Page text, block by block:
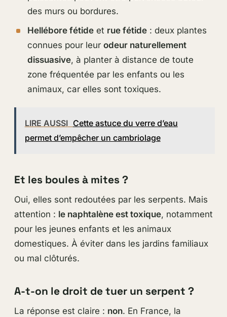
des murs ou bordures.
Hellébore fétideet rue fétide: deux plantes
connues pour leur odeur naturellement
dissuasive, à planter à distance de toute
zone fréquentée par les enfants ou les
animaux, car elles sont toxiques.
LIRE AUSSI Cette astuce du verre d’eau
permet d’empêcher un cambriolage
Et les boules à mites ?
Oui, elles sont redoutées par les serpents. Mais
attention : le naphtalène est toxique, notamment
pour les jeunes enfants et les animaux
domestiques. À éviter dans les jardins familiaux
ou mal clôturés.
A-t-on le droit de tuer un serpent ?
La réponse est claire : non. En France, la